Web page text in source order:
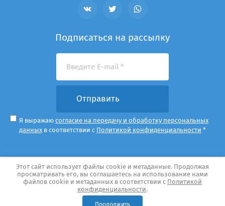
Copyright © 2011 - 2026 Храм Покрова Пресвятой
Богородицы в Медведкове
Политика конфиденциальности
Этот сайт использует файлы cookie и метаданные. Продолжая
просматривать его, вы соглашаетесь на использование нами
файлов cookie и метаданных в соответствии с Политикой
конфиденциальности.
Продолжить
разработка сайта— студия Мегагрупп.ру.
Подписаться на рассылку
Отправить
Я выражаю согласие на передачу и обработку персональных
данных в соответствии с Политикой конфиденциальности *